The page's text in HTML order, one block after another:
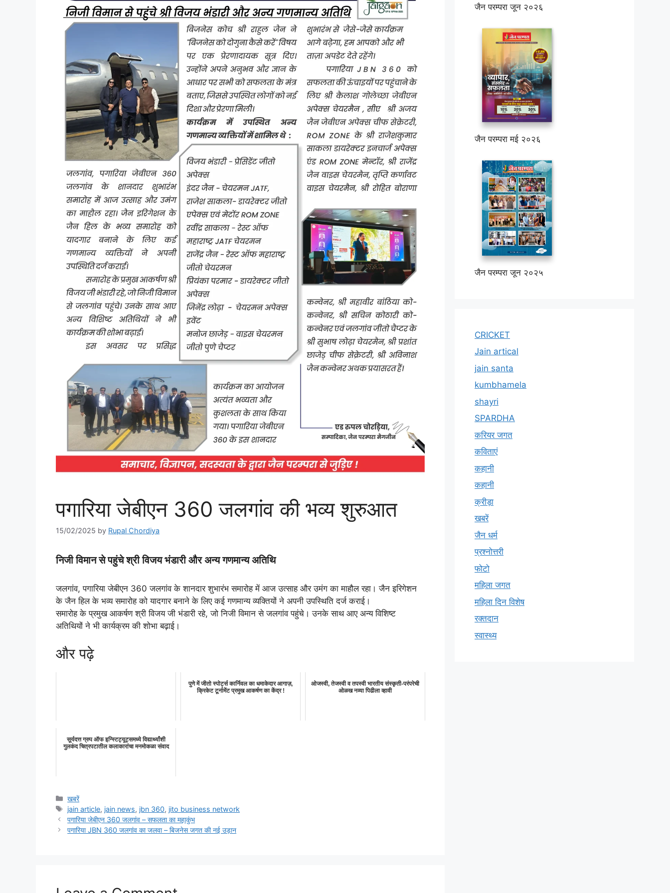
पगारिया जेबीएन 360 जलगांव की भव्य शुरुआत
15/02/2025 by Rupal Chordiya
निजी विमान से पहुंचे श्री विजय भंडारी और अन्य गणमान्य अतिथि
जलगांव, पगारिया जेबीएन 360 जलगांव के शानदार शुभारंभ समारोह में आज उत्साह और उमंग का माहौल रहा। जैन इरिगेशन
के जैन हिल के भव्य समारोह को यादगार बनाने के लिए कई गणमान्य व्यक्तियों ने अपनी उपस्थिति दर्ज कराई।
समारोह के प्रमुख आकर्षण श्री विजय जी भंडारी रहे, जो निजी विमान से जलगांव पहुंचे। उनके साथ आए अन्य विशिष्ट
अतिथियों ने भी कार्यक्रम की शोभा बढ़ाई।
और पढ़े
पुणे में जीतो स्पोर्ट्स कार्निवल का धमाकेदार आगाज़,
क्रिकेट टूर्नामेंट प्रमुख आकर्षण का केंद्र !
ओजस्वी, तेजस्वी व तपस्वी भारतीय संस्कृती-परंपरेची
ओळख नव्या पिढीला व्हावी
सूर्यदत्त ग्रुप ऑफ इन्स्टिट्यूट्समध्ये विद्यार्थ्यांशी
गुलकंद चित्रपटातील कलाकारांचा मनमोकळा संवाद
Categories
खबरें
Tags
jain article, jain news, jbn 360, jito business network
पगारिया जेबीएन 360 जलगांव – सफलता का महाकुंभ
पगारिया JBN 360 जलगांव का जलवा – बिजनेस जगत की नई उड़ान
जैन परम्परा जून २०२६
जैन परम्परा मई २०२६
जैन परम्परा जून २०२५
CRICKET
Jain artical
jain santa
kumbhamela
shayri
SPARDHA
करियर जगत
कविताएं
कहानी
कहानी
क्रीड़ा
खबरें
जैन धर्म
प्रश्नोत्तरी
फोटो
महिला जगत
महिला दिन विशेष
रक्तदान
स्वास्थ्य